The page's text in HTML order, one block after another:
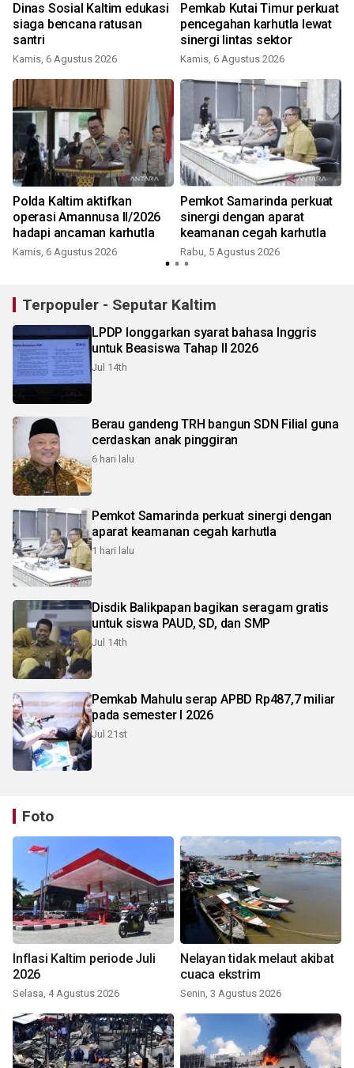
Dinas Sosial Kaltim edukasi
siaga bencana ratusan
santri
Kamis, 6 Agustus 2026
Pemkab Kutai Timur perkuat
pencegahan karhutla lewat
sinergi lintas sektor
Kamis, 6 Agustus 2026
Polda Kaltim aktifkan
operasi Amannusa II/2026
hadapi ancaman karhutla
Kamis, 6 Agustus 2026
Pemkot Samarinda perkuat
sinergi dengan aparat
keamanan cegah karhutla
Rabu, 5 Agustus 2026
Terpopuler - Seputar Kaltim
LPDP longgarkan syarat bahasa Inggris
untuk Beasiswa Tahap II 2026
Jul 14th
Berau gandeng TRH bangun SDN Filial guna
cerdaskan anak pinggiran
6 hari lalu
Pemkot Samarinda perkuat sinergi dengan
aparat keamanan cegah karhutla
1 hari lalu
Disdik Balikpapan bagikan seragam gratis
untuk siswa PAUD, SD, dan SMP
Jul 14th
Pemkab Mahulu serap APBD Rp487,7 miliar
pada semester I 2026
Jul 21st
Foto
Inflasi Kaltim periode Juli
2026
Selasa, 4 Agustus 2026
Nelayan tidak melaut akibat
cuaca ekstrim
Senin, 3 Agustus 2026